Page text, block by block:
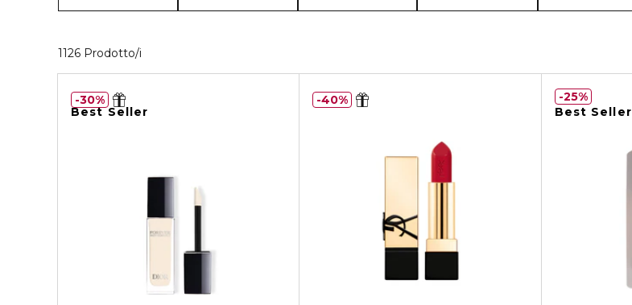
1126 Prodotto/i
Best Seller
30%
40%
Best Seller
25%